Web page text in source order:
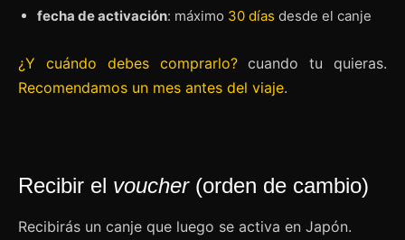
fecha de activación: máximo 30 días desde el canje
¿Y cuándo debes comprarlo?cuando tu quieras.
Recomendamos un mes antes del viaje.
Recibir el voucher(orden de cambio)
Recibirás un canje que luego se activa en Japón.